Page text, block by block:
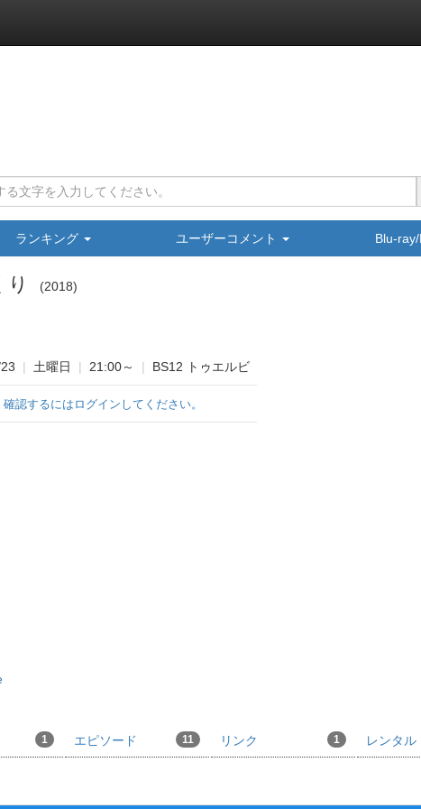
ランキング ユーザーコメント Blu-
2018
| 土曜日 | 21:00～ | BS12 トゥエルビ
認するにはログインしてください。
1 エピソード 11 リンク 1 レンタル